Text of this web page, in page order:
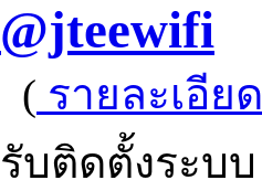
@jteewifi
( รายละเอีย
รับติดตั้งระบบ